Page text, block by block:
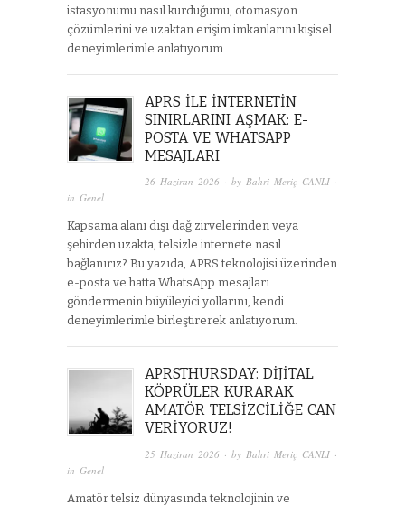
istasyonumu nasıl kurduğumu, otomasyon
çözümlerini ve uzaktan erişim imkanlarını kişisel
deneyimlerimle anlatıyorum.
APRS ILE İNTERNETIN
SINIRLARINI AŞMAK: E-
POSTA VE WHATSAPP
MESAJLARI
26 Haziran 2026 · byBahri Meriç CANLI ·
in Genel
Kapsama alanı dışı dağ zirvelerinden veya
şehirden uzakta, telsizle internete nasıl
bağlanırız? Bu yazıda, APRS teknolojisi üzerinden
e-posta ve hatta WhatsApp mesajları
göndermenin büyüleyici yollarını, kendi
deneyimlerimle birleştirerek anlatıyorum.
APRSTHURSDAY: DIJITAL
KÖPRÜLER KURARAK
AMATÖR TELSIZCILIĞE CAN
VERIYORUZ!
25 Haziran 2026 · by Bahri Meriç CANLI ·
in Genel
Amatör telsiz dünyasında teknolojinin ve